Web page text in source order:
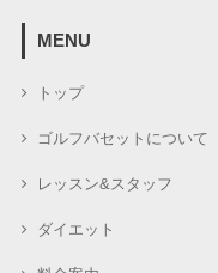
MENU
トップ
ゴルフバセットについて
レッスン&スタッフ
ダイエット